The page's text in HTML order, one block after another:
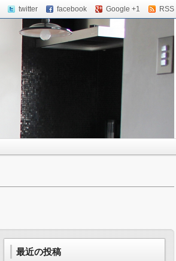
twitter facebook Google +1 RSS
最近の投稿